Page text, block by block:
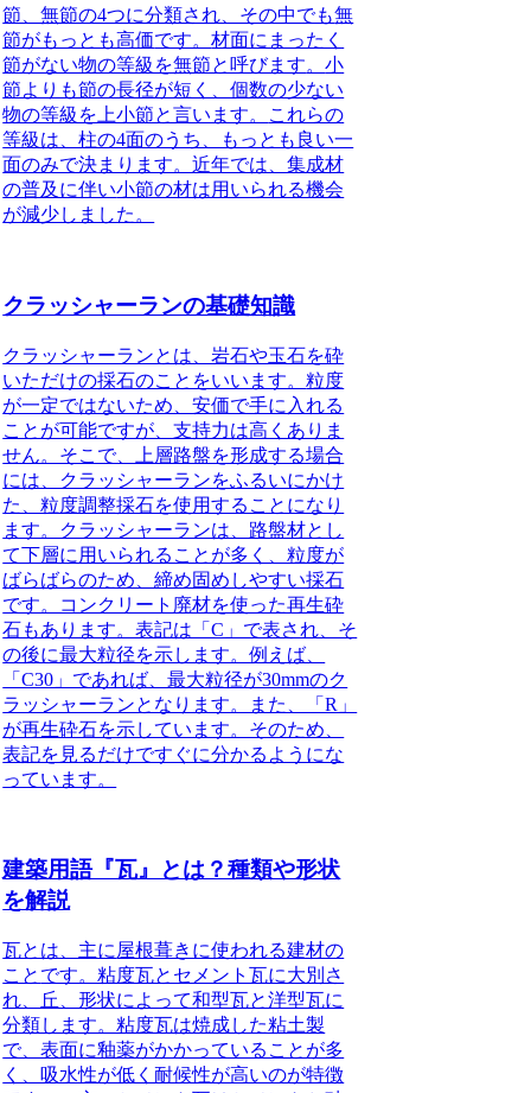
節、無節の4つに分類され、その中でも無
節がもっとも高価です。材面にまったく
節がない物の等級を無節と呼びます。小
節よりも節の長径が短く、個数の少ない
物の等級を上小節と言います。
これらの
等級は、柱の4面のうち、もっとも良い一
面のみで決まります。近年では、集成材
の普及に伴い小節の材は用いられる機会
が減少しました。
クラッシャーランの基礎知識
クラッシャーランとは、岩石や玉石を砕
いただけの採石のことをいいます。粒度
が一定ではないため、安価で手に入れる
ことが可能ですが、支持力は高くありま
せん。そこで、上層路盤を形成する場合
には、クラッシャーランをふるいにかけ
た、粒度調整採石を使用することになり
ます。クラッシャーランは、路盤材とし
て下層に用いられることが多く、粒度が
ばらばらのため、締め固めしやすい採石
です。コンクリート廃材を使った再生砕
石もあります。表記は「C」で表され、そ
の後に最大粒径を示します。例えば、
「C30」であれば、最大粒径が30mmのク
ラッシャーランとなります。また、「R」
が再生砕石を示しています。そのため、
表記を見るだけですぐに分かるようにな
っています。
建築用語『瓦』とは？種類や形状
を解説
瓦とは、主に 屋根葺きに使われる建材の
こと です。粘度瓦とセメント瓦に大別さ
れ、丘、形状によって和型瓦と洋型瓦に
分類します。粘度瓦は焼成した粘土製
で、表面に釉薬がかかっていることが多
く、吸水性が低く耐候性が高いのが特徴